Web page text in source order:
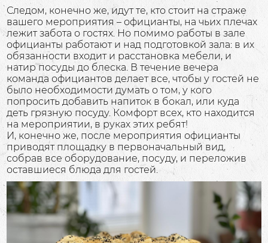
Следом, конечно же, идут те, кто стоит на страже
вашего мероприятия – официанты, на чьих плечах
лежит забота о гостях. Но помимо работы в зале
официанты работают и над подготовкой зала: в их
обязанности входит и расстановка мебели, и
натир посуды до блеска. В течение вечера
команда официантов делает все, чтобы у гостей не
было необходимости думать о том, у кого
попросить добавить напиток в бокал, или куда
деть грязную посуду. Комфорт всех, кто находится
на мероприятии, в руках этих ребят!
И, конечно же, после мероприятия официанты
приводят площадку в первоначальный вид,
собрав все оборудование, посуду, и переложив
оставшиеся блюда для гостей.